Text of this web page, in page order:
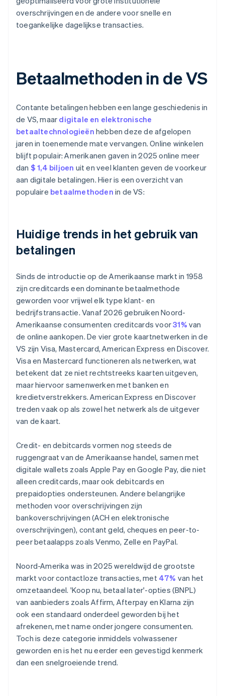
overschrijvingen en de andere voor snelle en
toegankelijke dagelijkse transacties.
Betaalmethoden in de VS
Contante betalingen hebben een lange geschiedenis in
de VS, maar digitale en elektronische
betaaltechnologieën hebben deze de afgelopen
jaren in toenemende mate vervangen. Online winkelen
blijft populair: Amerikanen gaven in 2025 online meer
dan $ 1,4 biljoen uit en veel klanten geven de voorkeur
aan digitale betalingen. Hier is een overzicht van
populaire betaalmethoden in de VS:
Huidige trends in het gebruik van
betalingen
Sinds de introductie op de Amerikaanse markt in 1958
zijn creditcards een dominante betaalmethode
geworden voor vrijwel elk type klant- en
bedrijfstransactie. Vanaf 2026 gebruiken Noord-
Amerikaanse consumenten creditcards voor31% van
de online aankopen. De vier grote kaartnetwerken in de
VS zijn Visa, Mastercard, American Express en Discover.
Visa en Mastercard functioneren als netwerken, wat
betekent dat ze niet rechtstreeks kaarten uitgeven,
maar hiervoor samenwerken met banken en
kredietverstrekkers. American Express en Discover
treden vaak op als zowel het netwerk als de uitgever
van de kaart.
Credit- en debitcards vormen nog steeds de
ruggengraat van de Amerikaanse handel, samen met
digitale wallets zoals Apple Pay en Google Pay, die niet
alleen creditcards, maar ook debitcards en
prepaidopties ondersteunen. Andere belangrijke
methoden voor overschrijvingen zijn
bankoverschrijvingen (ACH en elektronische
overschrijvingen), contant geld, cheques en peer-to-
peer betaalapps zoals Venmo, Zelle en PayPal.
Noord-Amerika was in 2025 wereldwijd de grootste
markt voor contactloze transacties, met 47% van het
omzetaandeel. 'Koop nu, betaal later'-opties (BNPL)
van aanbieders zoals Affirm, Afterpay en Klarna zijn
ook een standaard onderdeel geworden bij het
afrekenen, met name onder jongere consumenten.
Toch is deze categorie inmiddels volwassener
geworden en is het nu eerder een gevestigd kenmerk
dan een snelgroeiende trend.